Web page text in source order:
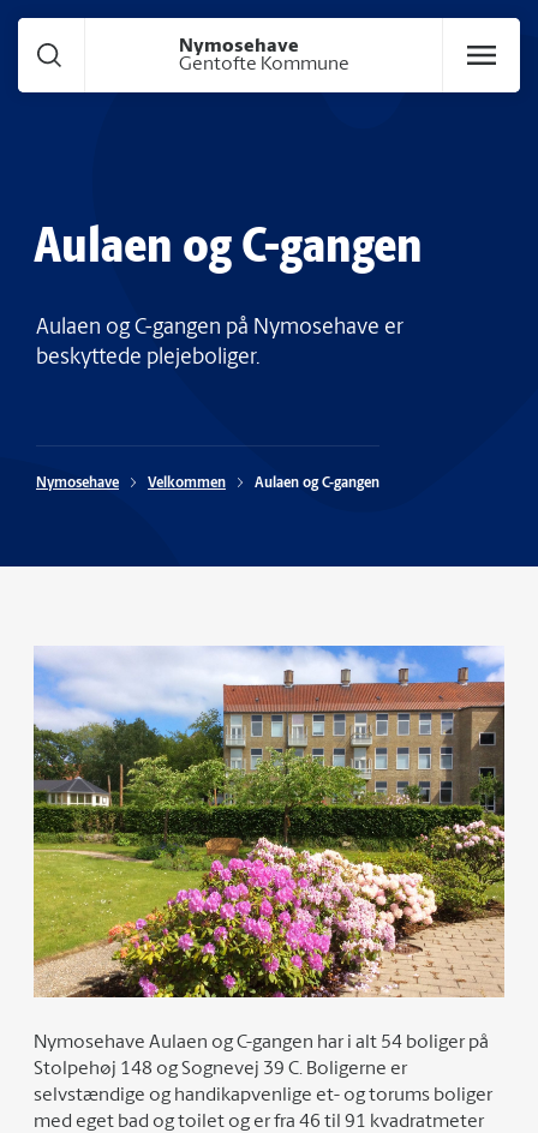
Nymosehave
Gentofte Kommune
Aulaen og C-gangen
Aulaen og C-gangen på Nymosehave er
beskyttede plejeboliger.
Nymosehave Velkommen Aulaen og C-gangen
Nymosehave Aulaen og C-gangen har i alt 54 boliger på
Stolpehøj 148 og Sognevej 39 C. Boligerne er
selvstændige og handikapvenlige et- og torums boliger
med eget bad og toilet og er fra 46 til 91 kvadratmeter